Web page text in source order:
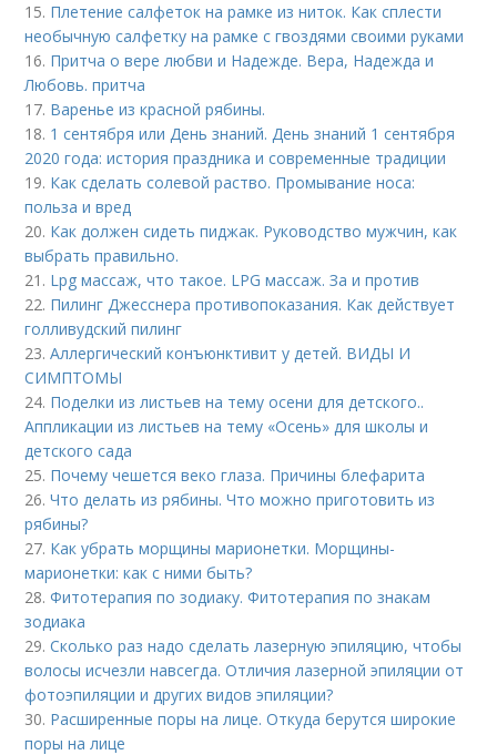
15. Плетение салфеток на рамке из ниток. Как сплести
необычную салфетку на рамке с гвоздями своими руками
16. Притча о вере любви и Надежде. Вера, Надежда и
Любовь. притча
17. Варенье из красной рябины.
18. 1 сентября или День знаний. День знаний 1 сентября
2020 года: история праздника и современные традиции
19. Как сделать солевой раство. Промывание носа:
польза и вред
20. Как должен сидеть пиджак. Руководство мужчин, как
выбрать правильно.
21. Lpg массаж, что такое. LPG массаж. За и против
22. Пилинг Джесснера противопоказания. Как действует
голливудский пилинг
23.Аллергический конъюнктивит у детей. ВИДЫ И
СИМПТОМЫ
24. Поделки из листьев на тему осени для детского..
Аппликации из листьев на тему «Осень» для школы и
детского сада
25. Почему чешется веко глаза. Причины блефарита
26.Что делать из рябины. Что можно приготовить из
рябины?
27. Как убрать морщины марионетки. Морщины-
марионетки: как с ними быть?
28.Фитотерапия по зодиаку. Фитотерапия по знакам
зодиака
29.Сколько раз надо сделать лазерную эпиляцию, чтобы
волосы исчезли навсегда. Отличия лазерной эпиляции от
фотоэпиляции и других видов эпиляции?
30. Расширенные поры на лице. Откуда берутся широкие
поры на лице